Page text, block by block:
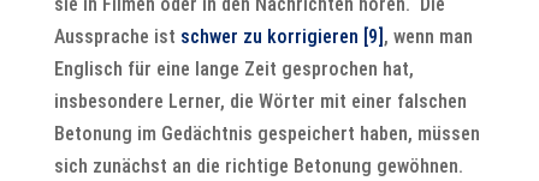
Aussprache ist schwer zu korrigieren [9] , wenn man
Englisch für eine lange Zeit gesprochen hat,
insbesondere Lerner, die Wörter mit einer falschen
Betonung im Gedächtnis gespeichert haben, müssen
sich zunächst an die richtige Betonung gewöhnen.